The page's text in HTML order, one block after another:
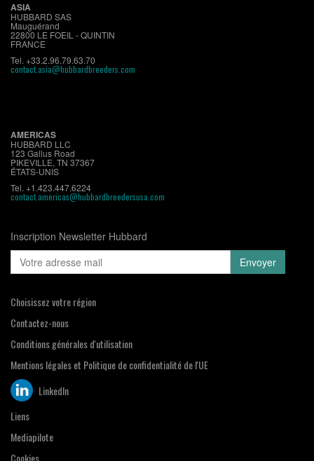
ASIA
HUBBARD SAS
Mauguérand
22800 LE FOEIL - QUINTIN
FRANCE
Tel. +33.2.96.79.63.70
contact.asia@hubbardbreeders.com
AMERICAS
HUBBARD LLC
123 Gallus Road
PIKEVILLE, TN 37367
ÉTATS-UNIS
Tel. +1.423.447.6224
contact.americas@hubbardbreedersusa.com
Inscription Newsletter Hubbard
Choisissez votre région
Contactez-nous
Conditions générales d'utilisation
Mentions légales et Politique de confidentialité de l'UE
LinkedIn
Liens
Mediapilote